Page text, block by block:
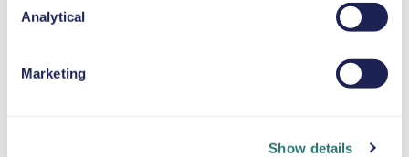
Analytical
Marketing
Show details
Manuell låda